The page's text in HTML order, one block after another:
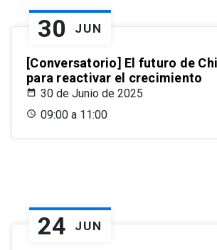
30 JUN
[Conversatorio] El futuro de
para reactivar el crecimiento
30 de Junio de 2025
09:00 a 11:00
24 JUN